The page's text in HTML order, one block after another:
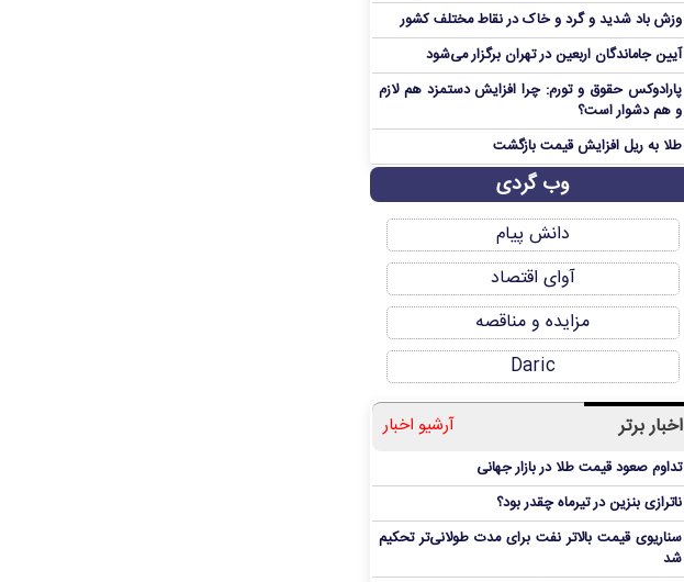
وزش باد شدید و گرد و خاک در نقاط مختلف کشور
آیین جاماندگان اربعین در تهران برگزار می‌شود
پارادوکس حقوق و تورم: چرا افزایش دستمزد هم لازم
و هم دشوار است؟
طلا به ریل افزایش قیمت بازگشت
وب گردی
دانش پیام
آوای اقتصاد
مزایده و مناقصه
Daric
اخبار برتر آرشیو اخبار
تداوم صعود قیمت طلا در بازار جهانی
ناترازی بنزین در تیرماه چقدر بود؟
سناریوی قیمت بالاتر نفت برای مدت طولانی‌تر تحکیم
شد